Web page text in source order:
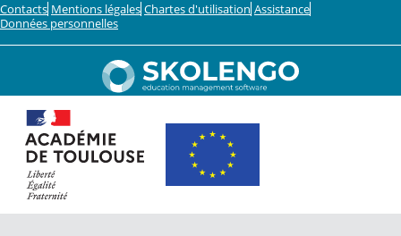
Contacts Mentions légales Chartes d'utilisation Assistance
Données personnelles